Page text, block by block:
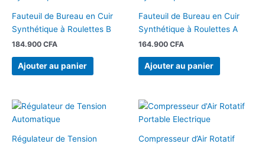
Fauteuil de Bureau en Cuir
Synthétique à Roulettes B
184.900 CFA
Ajouter au panier
Fauteuil de Bureau en Cuir
Synthétique à Roulettes A
164.900 CFA
Ajouter au panier
Régulateur de Tension
Compresseur d’Air Rotatif